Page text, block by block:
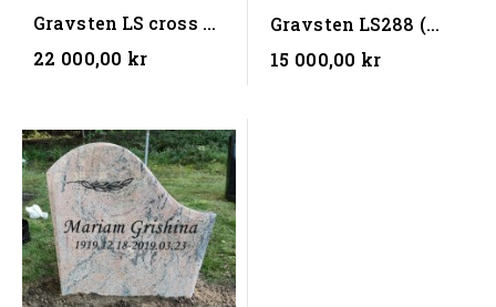
Gravsten LS cross 4
( 60x80x10) (BxHxD)
22 000,00 kr
Gravsten LS288 (
50X50X10 ) +
blomist 70x50
15 000,00 kr